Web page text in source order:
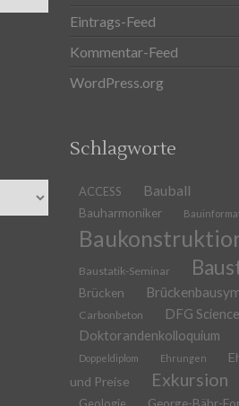
Eintrags-Feed
Kommentar-Feed
WordPress.org
Schlagworte
ACCESS Bauball
Bauharmoniker
Baustatik-Seminar
Brücken
Carbonbeton
DFG
Doktorandenkolloquium
Doppeldiplom Ehrungen
und Preise
Exkursion
Geologie George-Bähr-